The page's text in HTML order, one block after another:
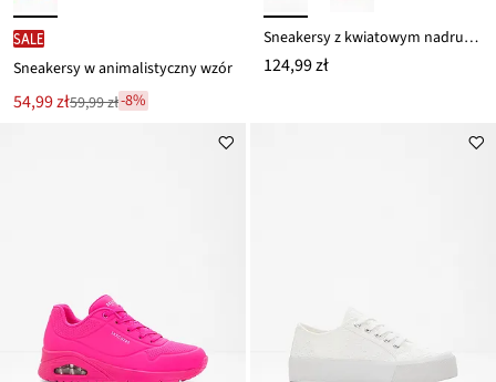
SALE
Sneakersy w animalistyczny wzór
Nowa
cena
54,99 zł
Przeceniono
59,99 zł-8%
Sneakersy z kwiatowym nadrukiem
124,99 zł